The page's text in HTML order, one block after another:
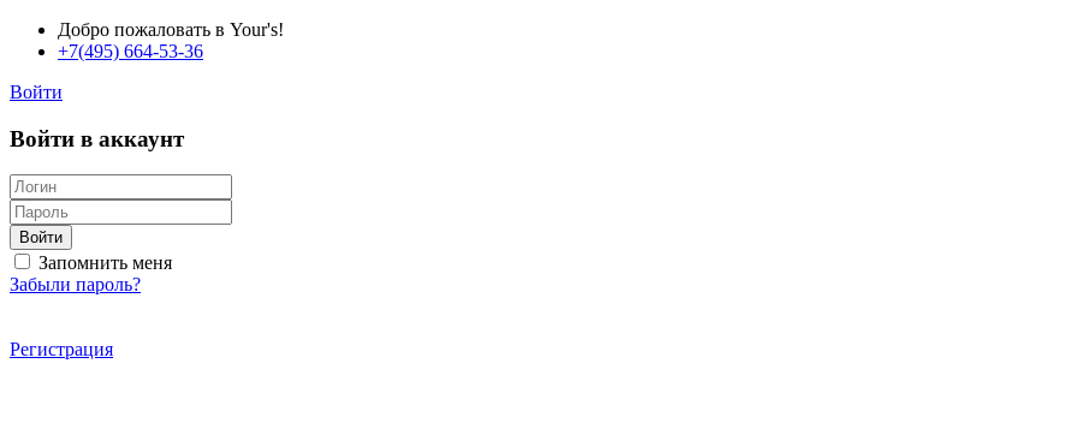
Добро пожаловать в Your's!
+7(495) 664-53-36
Войти
Войти в аккаунт
Войти
Запомнить меня
Забыли пароль?
Регистрация